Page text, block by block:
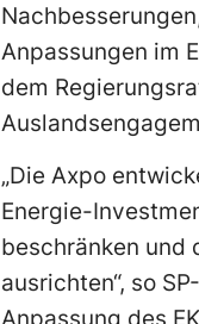
Anpassungen im
dem
„Die Axpo
Energie-
beschränken und
ausrichten“, so